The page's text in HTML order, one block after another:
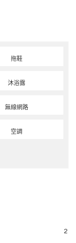
拖鞋
沐浴露
無線網路
空調
2